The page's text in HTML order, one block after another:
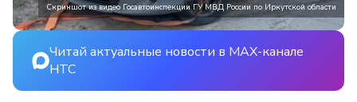
Скриншот из видео Госавтоинспекции ГУ МВД России по Иркутской области
Читай актуальные новости в MAX-канале
НТС